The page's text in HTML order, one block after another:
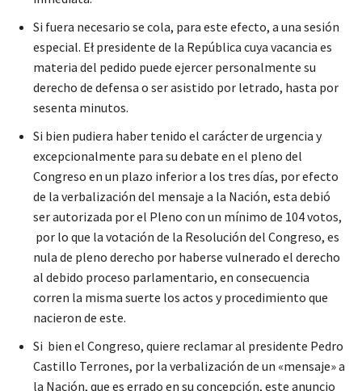
Si fuera necesario se cola, para este efecto, a una sesión
especial. Eł presidente de la República cuya vacancia es
materia del pedido puede ejercer personalmente su
derecho de defensa o ser asistido por letrado, hasta por
sesenta minutos.
Si bien pudiera haber tenido el carácter de urgencia y
excepcionalmente para su debate en el pleno del
Congreso en un plazo inferior a los tres días, por efecto
de la verbalización del mensaje a la Nación, esta debió
ser autorizada por el Pleno con un mínimo de 104 votos,
por lo que la votación de la Resolución del Congreso, es
nula de pleno derecho por haberse vulnerado el derecho
al debido proceso parlamentario, en consecuencia
corren la misma suerte los actos y procedimiento que
nacieron de este.
Si bien el Congreso, quiere reclamar al presidente Pedro
Castillo Terrones, por la verbalización de un «mensaje» a
la Nación, que es errado en su concepción, este anuncio